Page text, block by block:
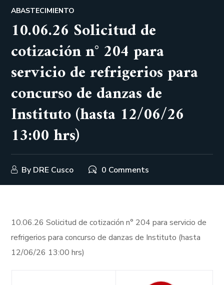
ABASTECIMIENTO
10.06.26 Solicitud de
cotización n° 204 para
servicio de refrigerios para
concurso de danzas de
Instituto (hasta 12/06/26
13:00 hrs)
By DRE Cusco 0 Comments
10.06.26 Solicitud de cotización n° 204 para servicio de
refrigerios para concurso de danzas de Instituto (hasta
12/06/26 13:00 hrs)